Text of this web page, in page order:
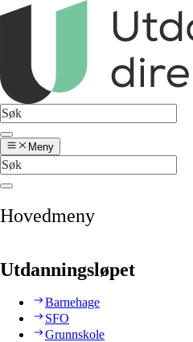
Meny
Hovedmeny
Utdanningsløpet
Barnehage
SFO
Grunnskole